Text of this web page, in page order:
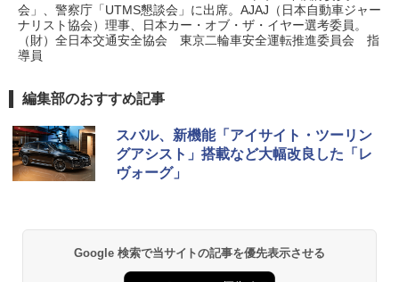
会」、警察庁「UTMS懇談会」に出席。AJAJ（日本自動車ジャー
ナリスト協会）理事、日本カー・オブ・ザ・イヤー選考委員。
（財）全日本交通安全協会 東京二輪車安全運転推進委員会 指
導員
編集部のおすすめ記事
スバル、新機能「アイサイト・ツーリン
グアシスト」搭載など大幅改良した「レ
ヴォーグ」
Google 検索で当サイトの記事を優先表示させる